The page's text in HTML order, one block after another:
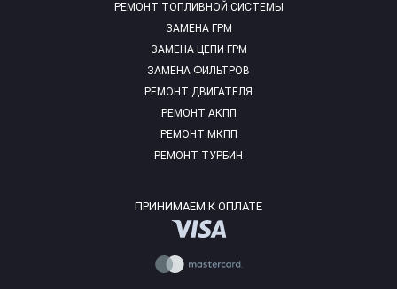
РЕМОНТ ТОПЛИВНОЙ СИСТЕМЫ
ЗАМЕНА ГРМ
ЗАМЕНА ЦЕПИ ГРМ
ЗАМЕНА ФИЛЬТРОВ
РЕМОНТ ДВИГАТЕЛЯ
РЕМОНТ АКПП
РЕМОНТ МКПП
РЕМОНТ ТУРБИН
ПРИНИМАЕМ К ОПЛАТЕ